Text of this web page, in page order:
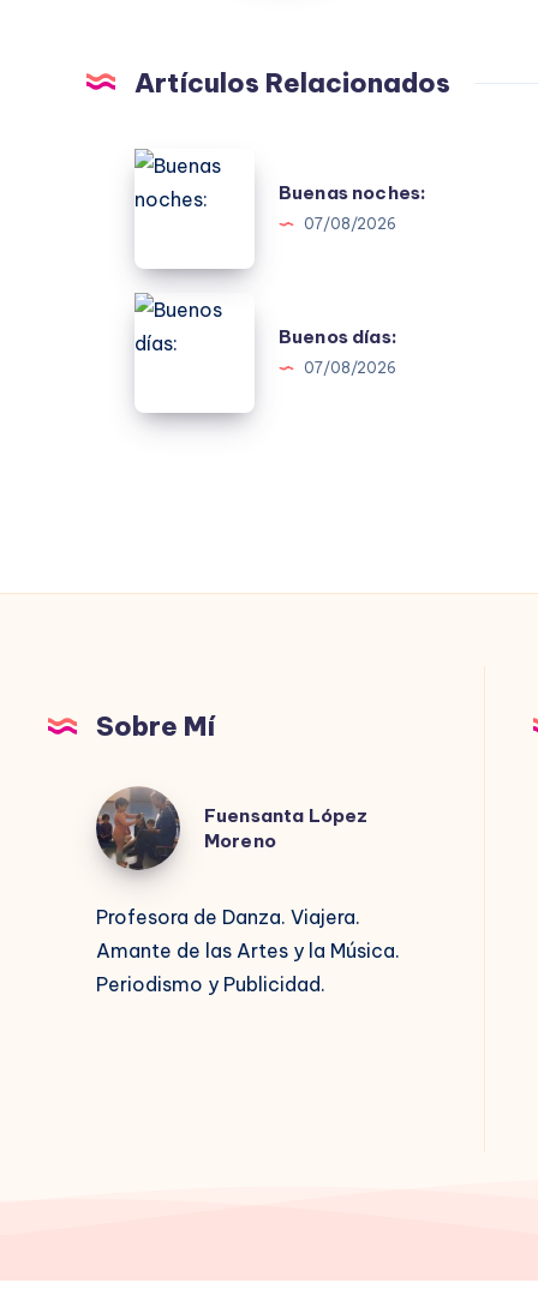
Artículos Relacionados
Buenas
noches:
Buenas noches:
07/08/2026
Buenos
días:
Buenos días:
07/08/2026
Sobre Mí
Fuensanta
López
Moreno
Fuensanta López
Moreno
Profesora de Danza. Viajera.
Amante de las Artes y la Música.
Periodismo y Publicidad.